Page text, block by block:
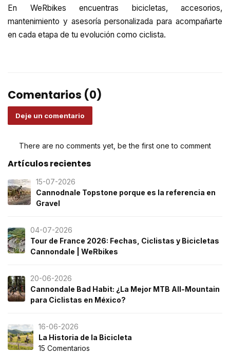
En WeRbikes encuentras bicicletas, accesorios,
mantenimiento y asesoría personalizada para acompañarte
en cada etapa de tu evolución como ciclista.
Comentarios (0)
Deje un comentario
There are no comments yet, be the first one to comment
Artículos recientes
15-07-2026
Cannodnale Topstone porque es la referencia en
Gravel
04-07-2026
Tour de France 2026: Fechas, Ciclistas y Bicicletas
Cannondale | WeRbikes
20-06-2026
Cannondale Bad Habit: ¿La Mejor MTB All-Mountain
para Ciclistas en México?
16-06-2026
La Historia de la Bicicleta
15 Comentarios